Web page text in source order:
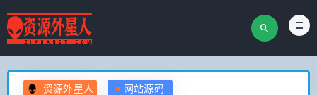
资源外星人
网站源码